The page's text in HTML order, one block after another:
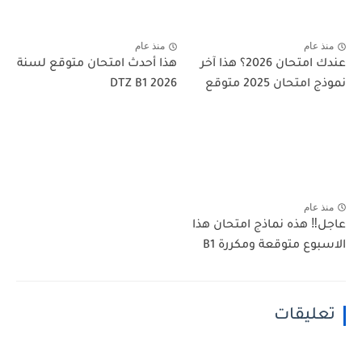
منذ عام
عندك امتحان 2026؟ هذا آخر
نموذج امتحان 2025 متوقع
منذ عام
هذا أحدث امتحان متوقع لسنة
2026 DTZ B1
منذ عام
عاجل‼️ هذه نماذج امتحان هذا
الاسبوع متوقعة ومكررة B1
تعليقات